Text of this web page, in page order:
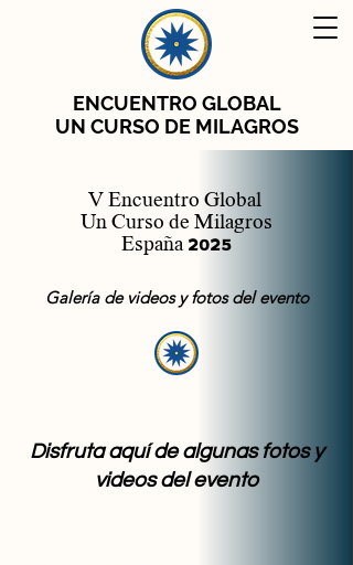
ENCUENTRO GLOBAL
UN CURSO DE MILAGROS
V Encuentro Global
Un Curso de Milagros
España 2025
Galería de videos y fotos del evento
Disfruta aquí de algunas fotos y
videos del evento